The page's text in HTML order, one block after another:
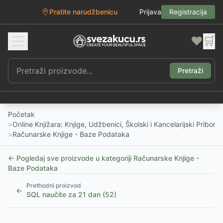
Pratite narudžbenicu Prijava Registracija
❤️ 🛒
Pretraži
Početak
>Online Knjižara: Knjige, Udžbenici, Školski i Kancelarijski Pribor
>Računarske Knjige - Baze Podataka
← Pogledaj sve proizvode u kategoriji Računarske Knjige -
Baze Podataka
←
Prethodni proizvod
SQL naučite za 21 dan (52)